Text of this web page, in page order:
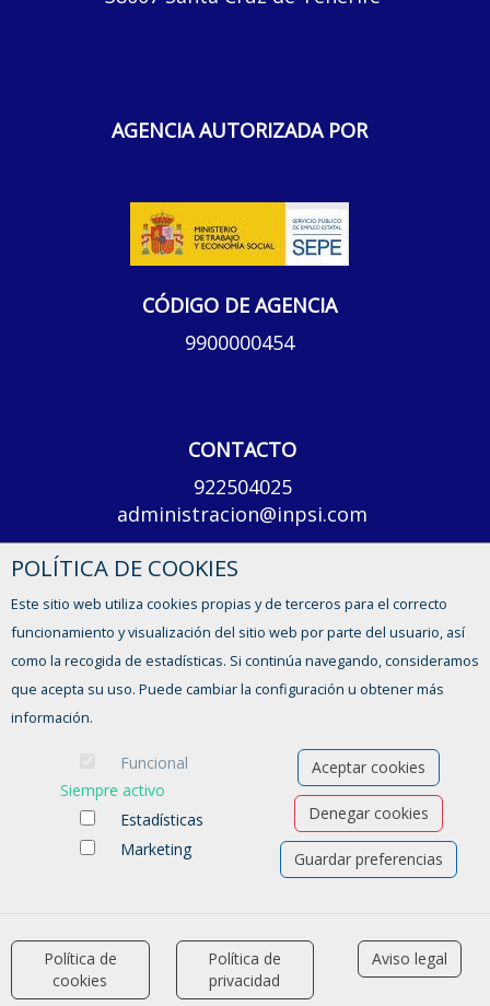
AGENCIA AUTORIZADA POR
CÓDIGO DE AGENCIA
9900000454
CONTACTO
922504025
administracion@inpsi.com
Lunes a viernes, de 8 a 14h y de 15 a 17h
CONTACTO
Software para las Agencias de colocación
POLÍTICA DE COOKIES
Este sitio web utiliza cookies propias y de terceros para el correcto
funcionamiento y visualización del sitio web por parte del usuario, así
como la recogida de estadísticas. Si continúa navegando, consideramos
que acepta su uso. Puede cambiar la configuración u obtener más
información.
Funcional
Siempre activo
Estadísticas
Marketing
Aceptar cookies
Denegar cookies
Guardar preferencias
Política de
cookies
Política de
privacidad
Aviso legal